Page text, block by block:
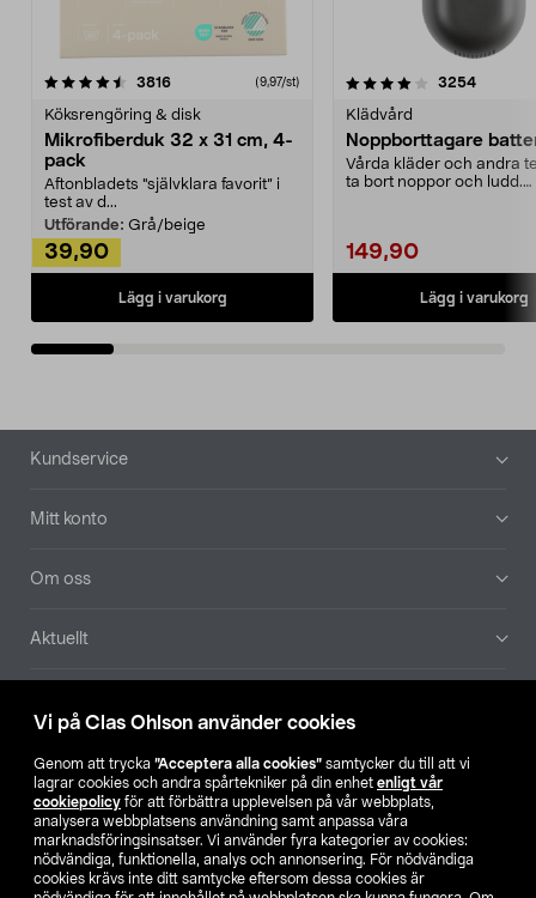
Vi på Clas Ohlson använder cookies
Genom att trycka ”Acceptera alla cookies” samtycker du till att vi
lagrar cookies och andra spårtekniker på din enhet enligt vår
cookiepolicy för att förbättra upplevelsen på vår webbplats,
analysera webbplatsens användning samt anpassa våra
marknadsföringsinsatser. Vi använder fyra kategorier av cookies:
nödvändiga, funktionella, analys och annonsering. För nödvändiga
cookies krävs inte ditt samtycke eftersom dessa cookies är
3816recensioner (9,97/st)
Köksrengöring & disk
Mikrofiberduk 32 x 31 cm, 4-
pack
Aftonbladets "självklara favorit” i
test av d...
Utförande: Grå/beige
39,90
Lägg i varukorg
4.0av 5 stjärnor 3254
Klädvård
Noppborttagare
Vårda kläder och andra
ta bort noppor och ludd.
149,90
Lägg i varukorg
4.5av 5 stjärnor
Sidfot
Kundservice
Mitt konto
Om oss
Aktuellt
Hitta butik
SE NO FI